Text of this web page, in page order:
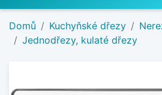
Domů Kuchyňské dřezy
Jednodřezy, kulaté dřezy